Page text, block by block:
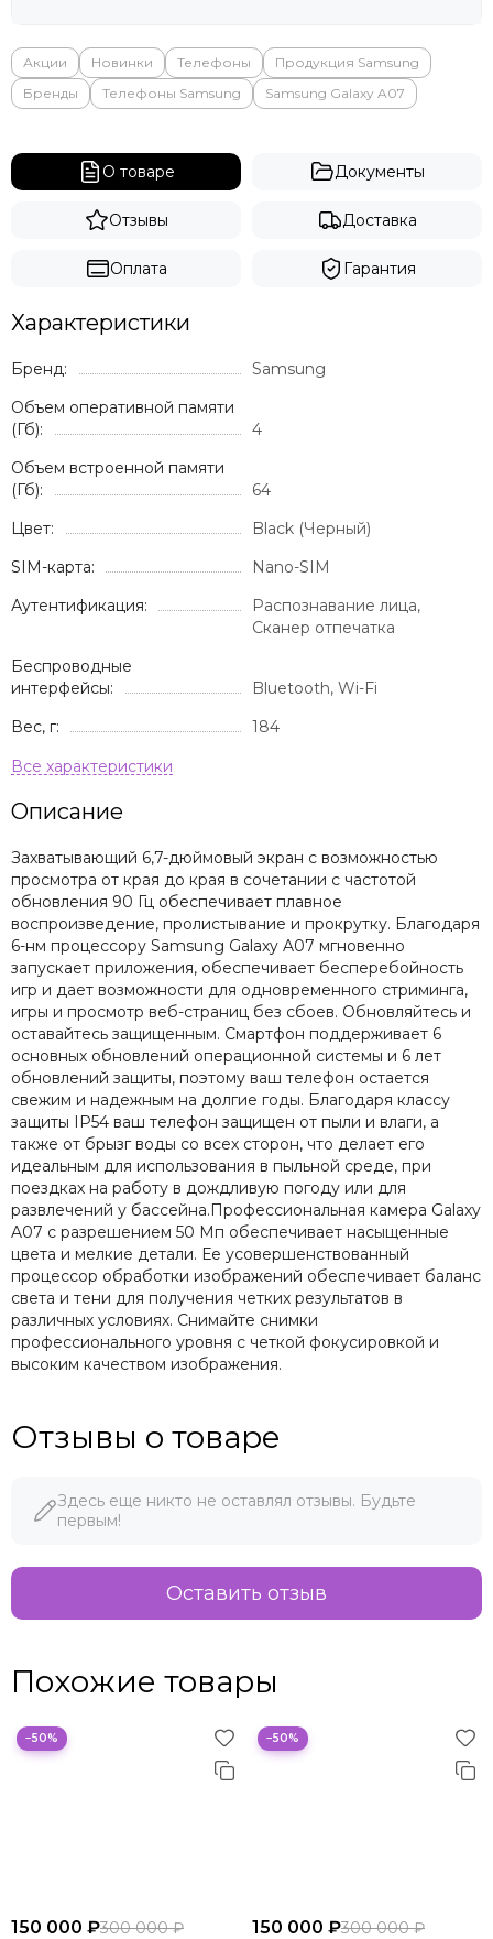
Акции Новинки Телефоны
Продукция Samsung
Бренды
Телефоны Samsung Samsung Galaxy A07
О товаре Документы
Отзывы Доставка
Оплата Гарантия
Характеристики
Бренд:
Samsung
Объем оперативной памяти
(Гб):
4
Объем встроенной памяти
(Гб):
64
Цвет:
Black (Черный)
SIM-карта:
Nano-SIM
Аутентификация:
Распознавание лица,
Сканер отпечатка
Беспроводные
интерфейсы:
Bluetooth, Wi-Fi
Вес, г:
184
Описание
Захватывающий 6,7-дюймовый экран с возможностью
просмотра от края до края в сочетании с частотой
обновления 90 Гц обеспечивает плавное
воспроизведение, пролистывание и прокрутку. Благодаря
6-нм процессору Samsung Galaxy A07 мгновенно
запускает приложения, обеспечивает бесперебойность
игр и дает возможности для одновременного стриминга,
игры и просмотр веб-страниц без сбоев. Обновляйтесь и
оставайтесь защищенным. Смартфон поддерживает 6
основных обновлений операционной системы и 6 лет
обновлений защиты, поэтому ваш телефон остается
свежим и надежным на долгие годы. Благодаря классу
защиты IP54 ваш телефон защищен от пыли и влаги, а
также от брызг воды со всех сторон, что делает его
идеальным для использования в пыльной среде, при
поездках на работу в дождливую погоду или для
развлечений у бассейна.Профессиональная камера Galaxy
A07 с разрешением 50 Мп обеспечивает насыщенные
цвета и мелкие детали. Ее усовершенствованный
процессор обработки изображений обеспечивает баланс
света и тени для получения четких результатов в
различных условиях. Снимайте снимки
профессионального уровня с четкой фокусировкой и
высоким качеством изображения.
Отзывы о товаре
Здесь еще никто не оставлял отзывы. Будьте
первым!
Оставить отзыв
Похожие товары
−50%
150 000 ₽300 000 ₽
−50%
150 000 ₽300 000 ₽